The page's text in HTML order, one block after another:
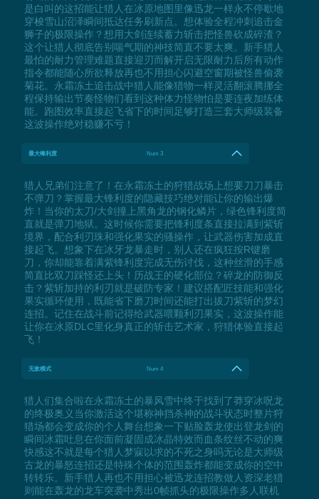
是白叫的这招能让猎人在冰原地图里像迅龙一样永不停歇地
穿梭雪山沼泽瞬间抵达任务刷新点。想体验全程冲刺追击金
狮子的极限操作？想用大剑连续蓄力斩击把怪兽砍成碎渣？
这个让猎人彻底告别喘气期的神技简直不要太爽。新手猎人
最怕的耐力管理难题直接迎刃而解开启无限耐力后所有动作
指令都能随心所欲释放再也不用担心闪避空窗期被怪兽偷袭
菊花。永霜冻土追击战中猎人能像猎物一样灵活翻滚腾挪全
程保持输出节奏怪物们看到这种体力怪物怕是要连夜加练体
能。跑图效率直接起飞省下的时间足够打造三套大师级装备
这波操作绝对稳赚不亏！
最大锋利度 Num 3
猎人兄弟们注意了！在永霜冻土的狩猎战场上想要刀刀暴击
不弹刀？掌握最大锋利度的隐藏技巧绝对能让你的输出爆
炸！当你的太刀/大剑撞上黑角龙的钢化鳞片，绿色锋利度简
直就是弹刀地狱。这时候你需要把锋利度条直接拉满到紫斩
境界，配合利刃珠和强化果实的骚操作，让武器伤害加成直
接起飞。想象下在冰牙龙暴走时，别人还在疯狂按R键磨
刀，你却能靠着满紫锋利度完成无伤讨伐，这种丝滑的手感
简直比双刀踩怪还上头！历战王的硬化部位？碎龙的防御反
击？紫斩加持的利刃就是破防专家！建议搭配匠技能和强化
果实循环使用，既能省下磨刀时间还能打出拔刀紫斩的梦幻
连招。记住在战斗前记得给武器喂颗利刃果实，这波操作能
让你在冰原DLC里化身真正的斩击艺术家，狩猎体验直接起
飞！
无敌模式 Num 4
猎人们集合啦在永霜冻土的暴风雪中终于找到了莽穿冰呪龙
的终极奥义当你激活这个堪称神挡杀神的战斗状态时整片狩
猎场都会变成你的个人舞台想象一下贴脸轰龙使出登龙剑的
瞬间冰霜吐息在你面前凝固成冰晶特效而血条纹丝不动的爽
快感这不就是每个猎人梦寐以求的不死之身吗无论是大师级
古龙的暴怒连招还是特殊个体的范围轰炸都能变成你的空中
转转乐。新手猎人再也不用担心被迅龙连招教做人资深老猎
则能在轰龙的龙车突袭中秀出0帧抓头的极限操作多人联机